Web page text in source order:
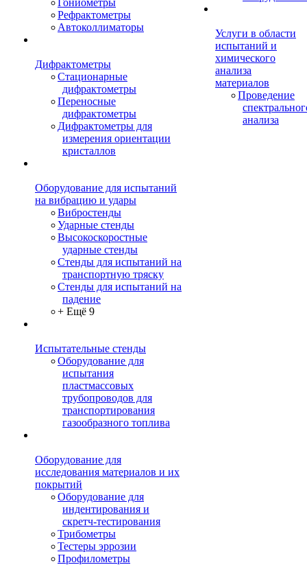
Гониометры
Рефрактометры
Автоколлиматоры
Дифрактометры
Стационарные
дифрактометры
Переносные
дифрактометры
Дифрактометры для
измерения ориентации
кристаллов
Оборудование для испытаний
на вибрацию и удары
Вибростенды
Ударные стенды
Высокоскоростные
ударные стенды
Стенды для испытаний на
транспортную тряску
Стенды для испытаний на
падение
+ Ещё 9
Испытательные стенды
Оборудование для
испытания
пластмассовых
трубопроводов для
транспортирования
газообразного топлива
Оборудование для
исследования материалов и их
покрытий
Оборудование для
индентирования и
скретч-тестирования
Трибометры
Тестеры эррозии
Профилометры
Услуги в области
испытаний и
химического
анализа
материалов
Проведение
анализа